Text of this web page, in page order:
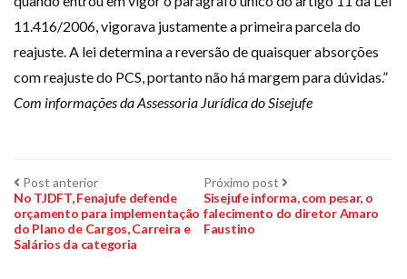
11.416/2006, vigorava justamente a primeira parcela do
reajuste. A lei determina a reversão de quaisquer absorções
com reajuste do PCS, portanto não há margem para dúvidas.”
Com informações da Assessoria Jurídica do Sisejufe
Navegação
de
Post
Post anteriorPost
anterior:
No TJDFT, Fenajufe defende
orçamento para implementação
do Plano de Cargos, Carreira e
Salários da categoria
Próximo post Próximo
post:
Sisejufe informa, com pesar, o
falecimento do diretor Amaro
Faustino